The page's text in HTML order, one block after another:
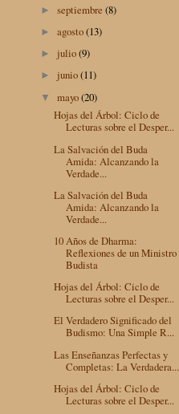
►septiembre(8)
►agosto(13)
► julio(9)
► junio(11)
▼mayo(20)
Hojas del Árbol: Ciclo de
Lecturas sobre el Desper...
La Salvación del Buda
Amida: Alcanzando la
Verdade...
La Salvación del Buda
Amida: Alcanzando la
Verdade...
10 Años de Dharma:
Reflexiones de un Ministro
Budista
Hojas del Árbol: Ciclo de
Lecturas sobre el Desper...
El Verdadero Significado del
Budismo: Una Simple R...
Las Enseñanzas Perfectas y
Completas: La Verdadera...
Hojas del Árbol: Ciclo de
Lecturas sobre el Desper...